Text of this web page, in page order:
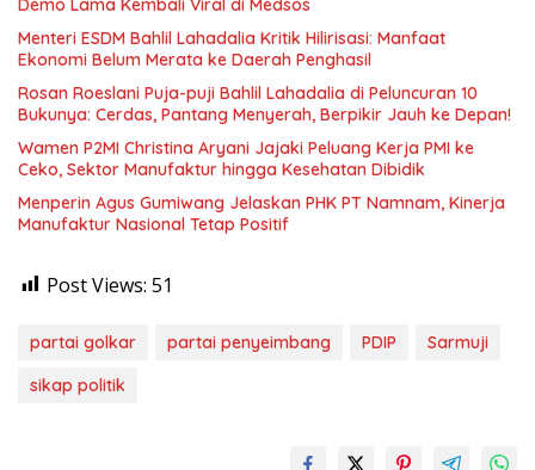
Demo Lama Kembali Viral di Medsos
Menteri ESDM Bahlil Lahadalia Kritik Hilirisasi: Manfaat
Ekonomi Belum Merata ke Daerah Penghasil
Rosan Roeslani Puja-puji Bahlil Lahadalia di Peluncuran 10
Bukunya: Cerdas, Pantang Menyerah, Berpikir Jauh ke Depan!
Wamen P2MI Christina Aryani Jajaki Peluang Kerja PMI ke
Ceko, Sektor Manufaktur hingga Kesehatan Dibidik
Menperin Agus Gumiwang Jelaskan PHK PT Namnam, Kinerja
Manufaktur Nasional Tetap Positif
Post Views: 51
partai golkar partai penyeimbang PDIP
Sarmuji
sikap politik